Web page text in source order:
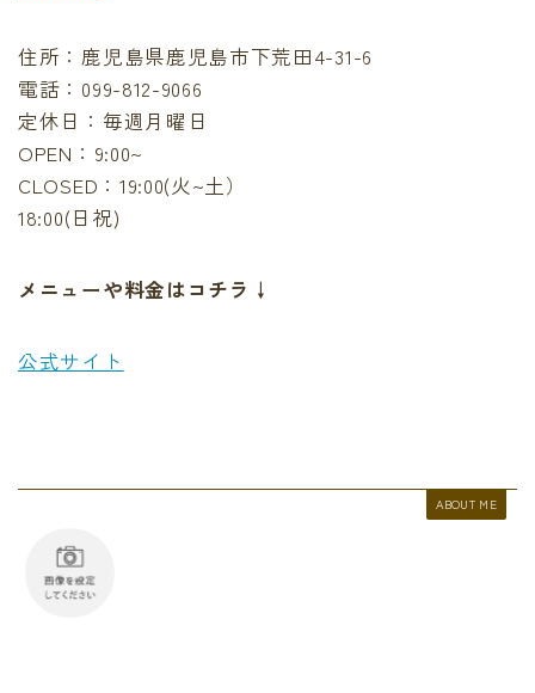
住所：鹿児島県鹿児島市下荒田4-31-6
電話：099-812-9066
定休日：毎週月曜日
OPEN：9:00~
CLOSED：19:00(火~土）
18:00(日祝)
メニューや料金はコチラ↓
公式サイト
ABOUT ME